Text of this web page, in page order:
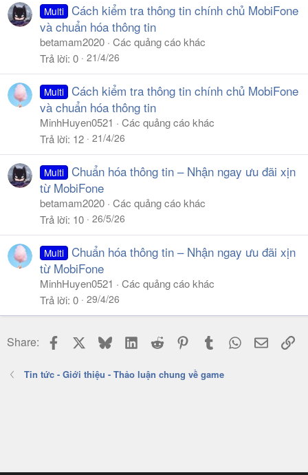
Multi Cách kiểm tra thông tin chính chủ MobiFone
và chuẩn hóa thông tin
betamam2020 Các quảng cáo khác
Trả lời 0 21/4/26
Multi Cách kiểm tra thông tin chính chủ MobiFone
và chuẩn hóa thông tin
MinhHuyen0521
Các quảng cáo khác
Trả lời 12 21/4/26
Multi Chuẩn hóa thông tin – Nhận ngay ưu đãi xịn
từ MobiFone
betamam2020 Các quảng cáo khác
Trả lời 10 26/5/26
Multi Chuẩn hóa thông tin – Nhận ngay ưu đãi xịn
từ MobiFone
MinhHuyen0521
Các quảng cáo khác
Trả lời 0 29/4/26
Share: Facebook BlueskyLinkedIn
Reddit PinterestTumblr WhatsApp
Email
Tin tức - Giới thiệu - Thảo luận chung về game